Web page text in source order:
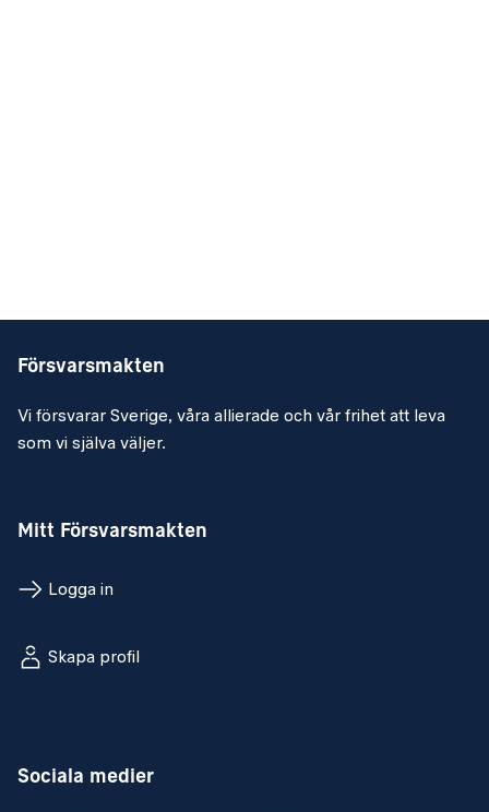
Försvarsmakten
Vi försvarar Sverige, våra allierade och vår frihet att leva
som vi själva väljer.
Mitt Försvarsmakten
Logga in
Skapa profil
Sociala medier